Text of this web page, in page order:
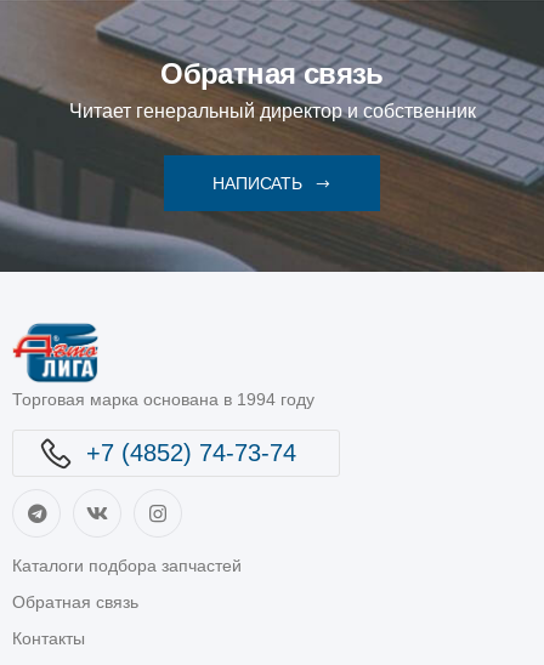
Обратная связь
Читает генеральный директор и собственник
НАПИСАТЬ
Торговая марка основана в 1994 году
+7 (4852) 74-73-74
Каталоги подбора запчастей
Обратная связь
Контакты